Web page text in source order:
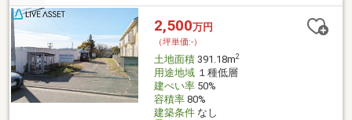
ざいます
2,500万円
（坪単価:-）
土地面積391.18m2
用途地域１種低層
建ぺい率50%
容積率80%
建築条件なし